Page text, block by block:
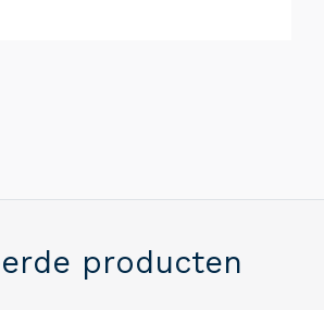
producten